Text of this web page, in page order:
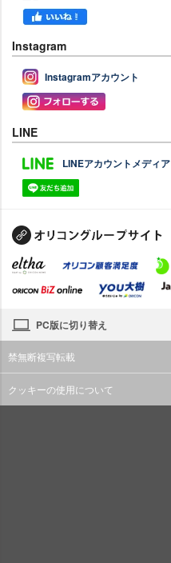
Instagram
Instagramアカウント
LINE
LINEアカウントメディア
PC版に切り替え
禁無断複写転載
クッキーの使用について